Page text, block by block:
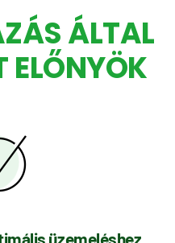
ÁLTAL
ELŐNYÖK
üzemeléshez